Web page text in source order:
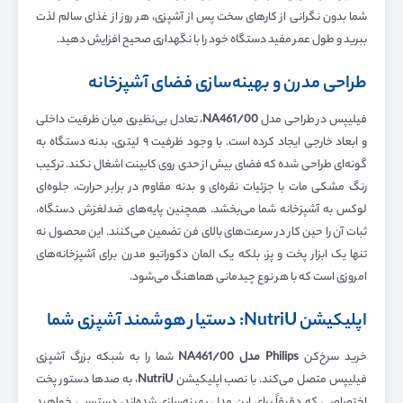
شما بدون نگرانی از کارهای سخت پس از آشپزی، هر روز از غذای سالم لذت
ببرید و طول عمر مفید دستگاه خود را با نگهداری صحیح افزایش دهید.
طراحی مدرن و بهینه‌سازی فضای آشپزخانه
فیلیپس در طراحی مدلNA461/00، تعادل بی‌نظیری میان ظرفیت داخلی
و ابعاد خارجی ایجاد کرده است. با وجود ظرفیت ۹ لیتری، بدنه دستگاه به
گونه‌ای طراحی شده که فضای بیش از حدی روی کابینت اشغال نکند. ترکیب
رنگ مشکی مات با جزئیات نقره‌ای و بدنه مقاوم در برابر حرارت، جلوه‌ای
لوکس به آشپزخانه شما می‌بخشد. همچنین پایه‌های ضدلغزش دستگاه،
ثبات آن را حین کار در سرعت‌های بالای فن تضمین می‌کنند. این محصول نه
تنها یک ابزار پخت و پز، بلکه یک المان دکوراتیو مدرن برای آشپزخانه‌های
امروزی است که با هر نوع چیدمانی هماهنگ می‌شود.
اپلیکیشن NutriU: دستیار هوشمند آشپزی شما
خرید سرخ‌کن Philips مدل NA461/00 شما را به شبکه بزرگ آشپزی
فیلیپس متصل می‌کند. با نصب اپلیکیشن NutriU، به صدها دستور پخت